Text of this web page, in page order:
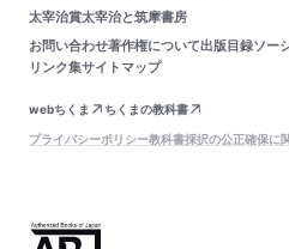
太宰治賞太宰治と筑摩書房
お問い合わせ著作権について出版目録ソー
リンク集サイトマップ
webちくま
ちくまの教科書
プライバシーポリシー教科書採択の公正確保に